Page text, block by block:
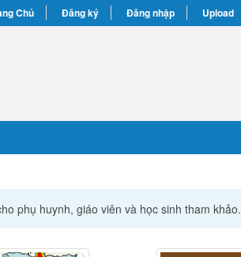
Chủ Đăng ký Đăng nhập Upload
phụ huynh, giáo viên và học sinh tham khảo.